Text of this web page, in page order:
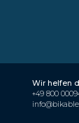
Wir helfen
+49 800